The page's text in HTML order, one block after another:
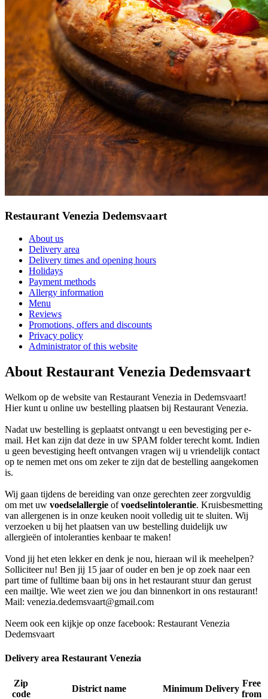
Restaurant Venezia Dedemsvaart
About us
Delivery area
Delivery times and opening hours
Holidays
Payment methods
Allergy information
Menu
Reviews
Promotions, offers and discounts
Privacy policy
Administrator of this website
About Restaurant Venezia Dedemsvaart
Welkom op de website van Restaurant Venezia in Dedemsvaart!
Hier kunt u online uw bestelling plaatsen bij Restaurant Venezia.
Nadat uw bestelling is geplaatst ontvangt u een bevestiging per e-
mail. Het kan zijn dat deze in uw SPAM folder terecht komt. Indien
u geen bevestiging heeft ontvangen vragen wij u vriendelijk contact
op te nemen met ons om zeker te zijn dat de bestelling aangekomen
is.
Wij gaan tijdens de bereiding van onze gerechten zeer zorgvuldig
om met uw voedselallergie ofvoedselintolerantie. Kruisbesmetting
van allergenen is in onze keuken nooit volledig uit te sluiten. Wij
verzoeken u bij het plaatsen van uw bestelling duidelijk uw
allergieën of intoleranties kenbaar te maken!
Vond jij het eten lekker en denk je nou, hieraan wil ik meehelpen?
Solliciteer nu! Ben jij 15 jaar of ouder en ben je op zoek naar een
part time of fulltime baan bij ons in het restaurant stuur dan gerust
een mailtje. Wie weet zien we jou dan binnenkort in ons restaurant!
Mail: venezia.dedemsvaart@gmail.com
Neem ook een kijkje op onze facebook: Restaurant Venezia
Dedemsvaart
Delivery area Restaurant Venezia
Zip
code
District name Minimum Delivery
Free
from